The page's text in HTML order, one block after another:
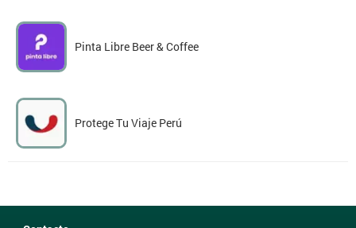
Pinta Libre Beer & Coffee
Protege Tu Viaje Perú